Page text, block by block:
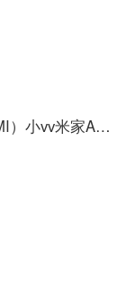
小米（MI）小vv米家APPビディオカーメンテリングアロン360°云台スピンビオラ家庭用赤外線夜間テレビワイヤレスタネト停電防止カメラ2 K【2 K防水スピン】米家xiaovア雲台